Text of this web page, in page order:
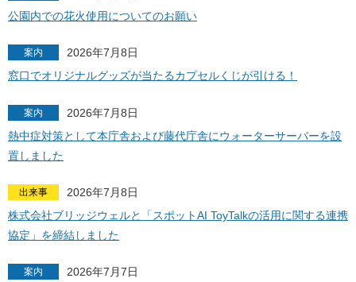
公園内での花火使用についてのお願い
案内
2026年7月8日
窓口でオリジナルグッズが当たるカプセルくじが引ける！
案内
2026年7月8日
熱中症対策として本庁舎および藤代庁舎にウォーターサーバーを設
置しました
出来事
2026年7月8日
株式会社ブリッジウェルと「スポットAI ToyTalkの活用に関する連携
協定」を締結しました
案内
2026年7月7日